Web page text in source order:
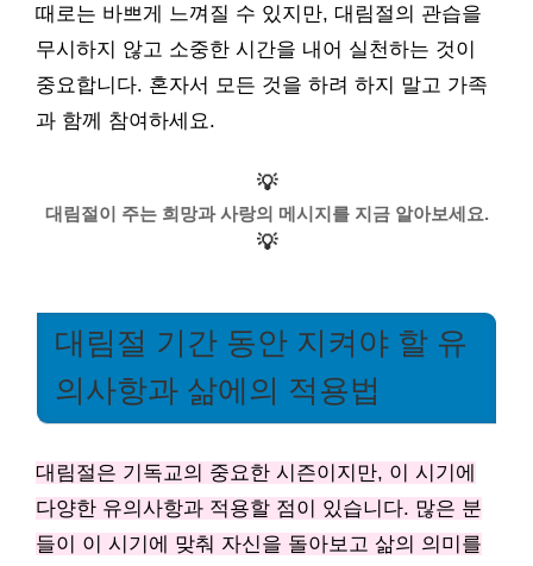
때로는 바쁘게 느껴질 수 있지만, 대림절의 관습을
무시하지 않고 소중한 시간을 내어 실천하는 것이
중요합니다. 혼자서 모든 것을 하려 하지 말고 가족
과 함께 참여하세요.
💡
대림절이 주는 희망과 사랑의 메시지를 지금 알아보세요.
💡
대림절 기간 동안 지켜야 할 유
의사항과 삶에의 적용법
대림절은 기독교의 중요한 시즌이지만, 이 시기에
다양한 유의사항과 적용할 점이 있습니다. 많은 분
들이 이 시기에 맞춰 자신을 돌아보고 삶의 의미를